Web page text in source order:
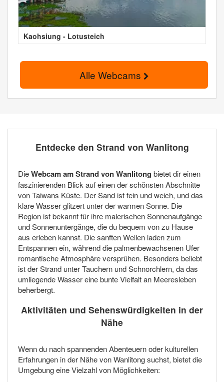
Kaohsiung - Lotusteich
Alle Webcams
Entdecke den Strand von Wanlitong
DieWebcam am Strand von Wanlitong bietet dir einen
faszinierenden Blick auf einen der schönsten Abschnitte
von Taiwans Küste. Der Sand ist fein und weich, und das
klare Wasser glitzert unter der warmen Sonne. Die
Region ist bekannt für ihre malerischen Sonnenaufgänge
und Sonnenuntergänge, die du bequem von zu Hause
aus erleben kannst. Die sanften Wellen laden zum
Entspannen ein, während die palmenbewachsenen Ufer
romantische Atmosphäre versprühen. Besonders beliebt
ist der Strand unter Tauchern und Schnorchlern, da das
umliegende Wasser eine bunte Vielfalt an Meeresleben
beherbergt.
Aktivitäten und Sehenswürdigkeiten in der
Nähe
Wenn du nach spannenden Abenteuern oder kulturellen
Erfahrungen in der Nähe von Wanlitong suchst, bietet die
Umgebung eine Vielzahl von Möglichkeiten: